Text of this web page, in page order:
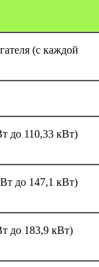
(с каждой
до 110,33 кВт)
до 147,1 кВт)
до 183,9 кВт)